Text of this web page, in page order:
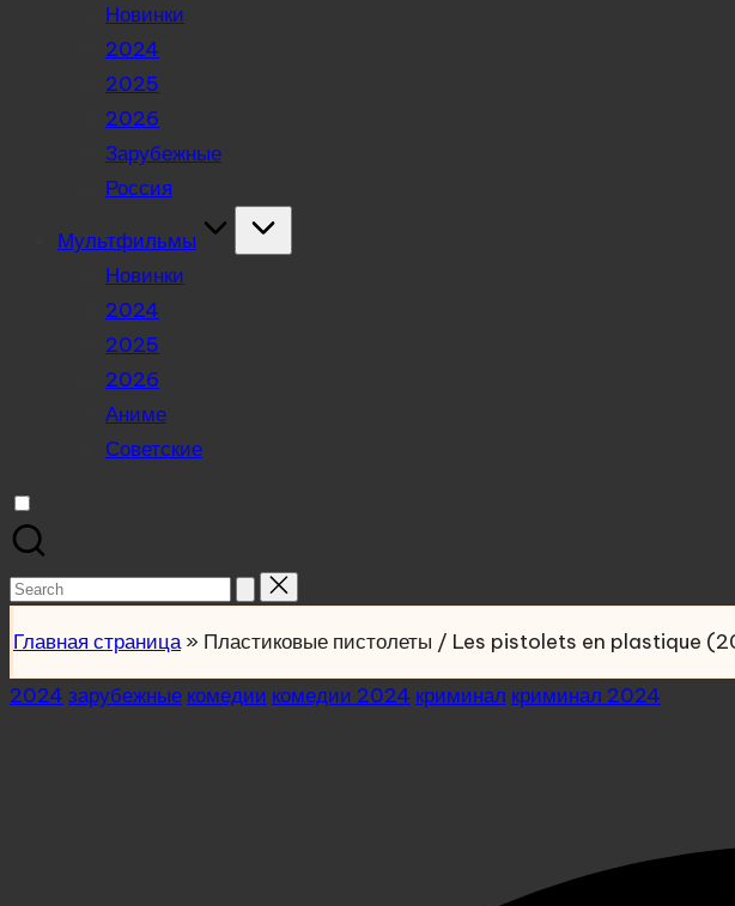
Новинки
2024
2025
2026
Зарубежные
Россия
Мультфильмы
Новинки
2024
2025
2026
Аниме
Советские
Search
Главная страница» Пластиковые пистолеты / Les pistolets en plastique
Posted
2024 зарубежные комедии комедии 2024 криминал криминал 2024